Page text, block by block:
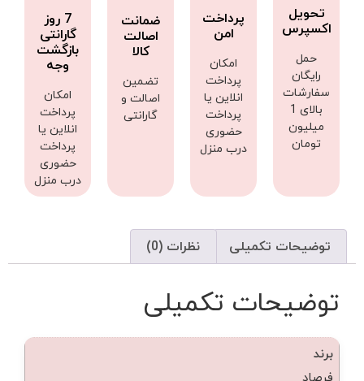
تحویل
اکسپرس
حمل
رایگان
سفارشات
بالای 1
میلیون
تومان
پرداخت
امن
امکان
پرداخت
انلاین یا
پرداخت
حضوری
درب منزل
ضمانت
اصالت
کالا
تضمین
اصالت و
گارانتی
7 روز
گارانتی
بازگشت
وجه
امکان
پرداخت
انلاین یا
پرداخت
حضوری
درب منزل
توضیحات تکمیلی نظرات (0)
توضیحات تکمیلی
برند